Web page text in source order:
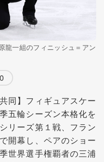
一組のフィニッシュ＝アン
0
同】フィギュアスケー
五輪シーズン本格化を
リーズ第１戦、フラン
開幕し、ペアのショー
世界選手権覇者の三浦